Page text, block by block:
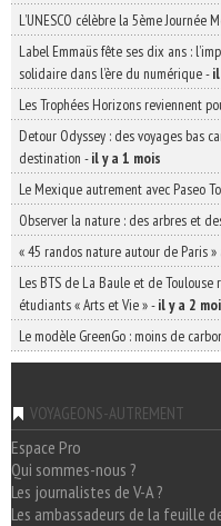
L’UNESCO célèbre la 5ème
Label Emmaüs fête ses dix ans :
solidaire dans l’ère du numérique-
Les Trophées Horizons reviennent
Detour Odyssey : des voyages bas
destination -il y a 1 mois
Le Mexique autrement avec Paseo
Observer la nature : des arbres et
« 45 randos nature autour de Paris
Les BTS de La Baule et de
étudiants « Arts et Vie »-il y a 2
Le modèle GreenGo : moins de
VOYAGEONS-AUTREMENT
Espace Pro
Qui sommes-nous ?
Les journalistes de V-A ?
Les ambassadeurs de la feuille